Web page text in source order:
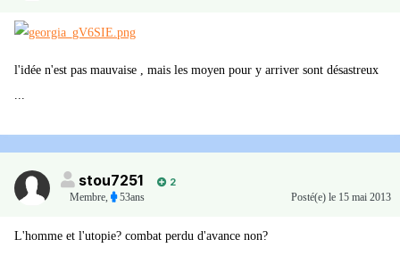
l'idée n'est pas mauvaise , mais les moyen pour y arriver sont désastreux
...
stou7251
2
Membre, 53ans Posté(e) le 15 mai 2013
L'homme et l'utopie? combat perdu d'avance non?